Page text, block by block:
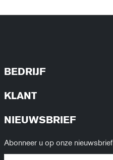
BEDRIJF
KLANT
NIEUWSBRIEF
Abonneer u op onze nieuwsbrief